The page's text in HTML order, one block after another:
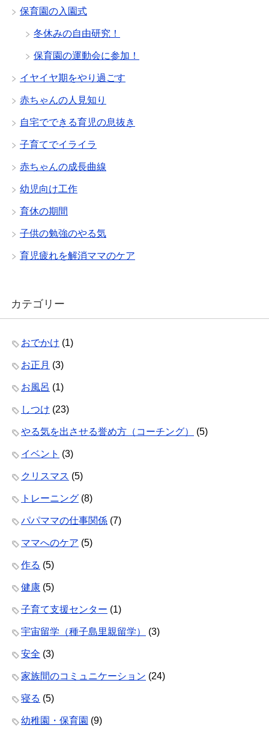
保育園の入園式
冬休みの自由研究！
保育園の運動会に参加！
イヤイヤ期をやり過ごす
赤ちゃんの人見知り
自宅でできる育児の息抜き
子育てでイライラ
赤ちゃんの成長曲線
幼児向け工作
育休の期間
子供の勉強のやる気
育児疲れを解消ママのケア
カテゴリー
おでかけ (1)
お正月 (3)
お風呂 (1)
しつけ (23)
やる気を出させる誉め方（コーチング） (5)
イベント (3)
クリスマス (5)
トレーニング (8)
パパママの仕事関係 (7)
ママへのケア (5)
作る (5)
健康 (5)
子育て支援センター (1)
宇宙留学（種子島里親留学） (3)
安全 (3)
家族間のコミュニケーション (24)
寝る (5)
幼稚園・保育園 (9)